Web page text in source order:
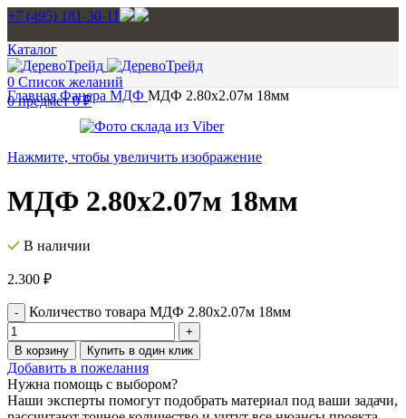
+7 (495) 181-30-11
Каталог
0 Список желаний
0предмет 0₽
ГлавнаяФанера МДФ МДФ 2.80х2.07м 18мм
Нажмите, чтобы увеличить изображение
МДФ 2.80х2.07м 18мм
В наличии
2.300 ₽
Количество товара МДФ 2.80х2.07м 18мм
В корзину Купить в один клик
Добавить в пожелания
Нужна помощь с выбором?
Наши эксперты помогут подобрать материал под ваши задачи,